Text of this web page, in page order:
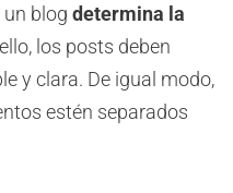
un blog determina la
los posts deben
y clara. De igual modo,
estén separados